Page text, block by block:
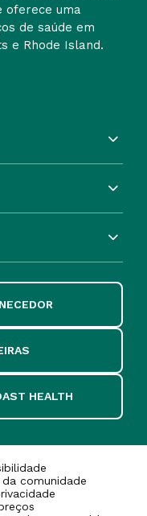
oferece uma
de saúde em
e Rhode Island.
HEALTH
comunidade